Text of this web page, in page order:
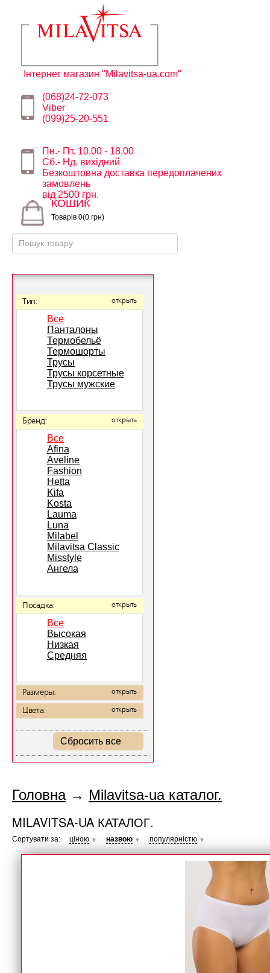
Інтернет магазин "Milavitsa-ua.com"
(068)24-72-073
Viber
(099)25-20-551
Пн.- Пт. 10.00 - 18.00
Сб.- Нд. вихідний
Безкоштовна доставка передоплачених
замовлень
від 2500 грн.
КОШИК
Товарів 0(0 грн)
Тип: открыть
Все
Панталоны
Термобельё
Термошорты
Трусы
Трусы корсетные
Трусы мужские
Бренд: открыть
Все
Afina
Aveline
Fashion
Hetta
Kifa
Kosta
Lauma
Luna
Milabel
Milavitsa Classic
Misstyle
Ангела
Посадка: открыть
Все
Высокая
Низкая
Средняя
Размеры: открыть
Цвета: открыть
Сбросить все
Головна→ Milavitsa-ua каталог.
MILAVITSA-UA КАТАЛОГ.
Сортувати за: ціною ▼ назвою ▼ популярністю ▼